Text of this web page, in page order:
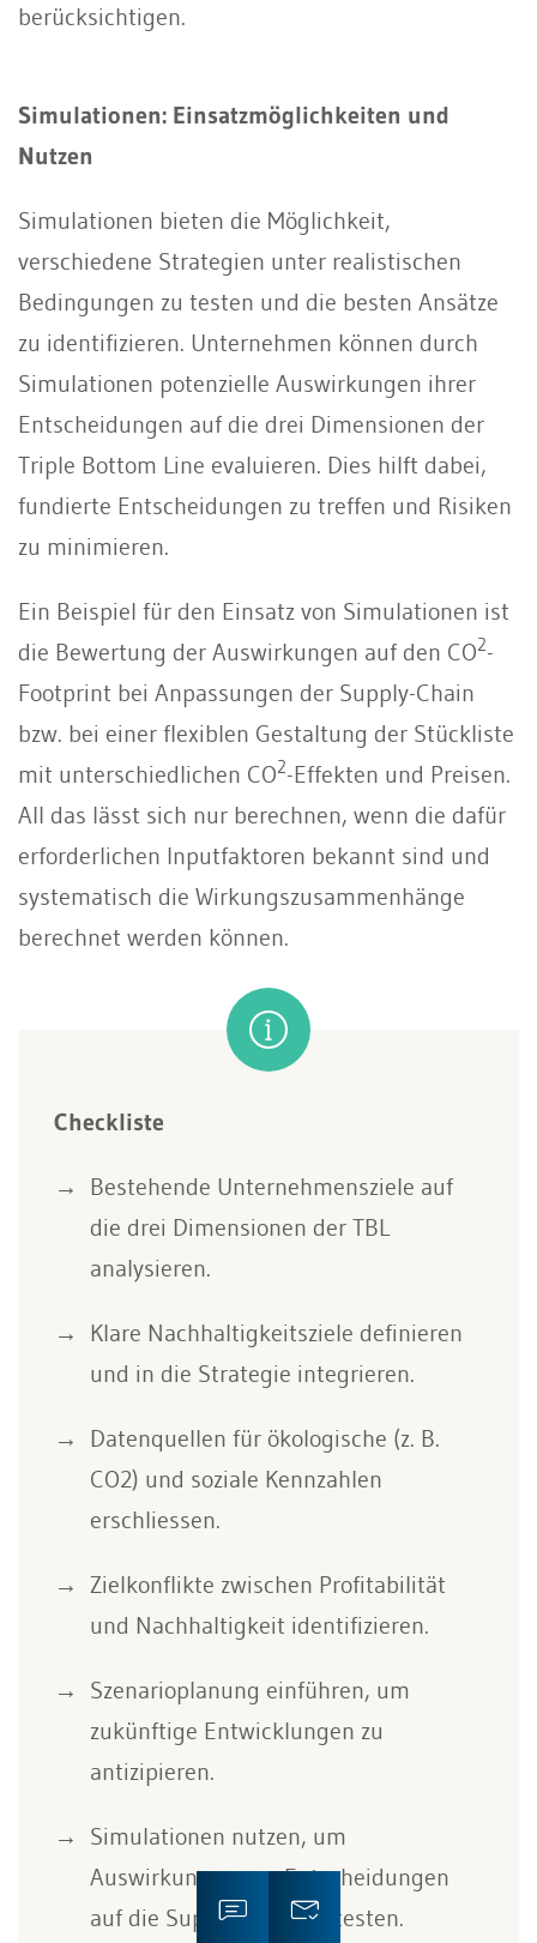
berücksichtigen.
Simulationen: Einsatzmöglichkeiten und
Nutzen
Simulationen bieten die Möglichkeit,
verschiedene Strategien unter realistischen
Bedingungen zu testen und die besten Ansätze
zu identifizieren. Unternehmen können durch
Simulationen potenzielle Auswirkungen ihrer
Entscheidungen auf die drei Dimensionen der
Triple Bottom Line evaluieren. Dies hilft dabei,
fundierte Entscheidungen zu treffen und Risiken
zu minimieren.
Ein Beispiel für den Einsatz von Simulationen ist
die Bewertung der Auswirkungen auf den CO2-
Footprint bei Anpassungen der Supply-Chain
bzw. bei einer flexiblen Gestaltung der Stückliste
mit unterschiedlichen CO2-Effekten und Preisen.
All das lässt sich nur berechnen, wenn die dafür
erforderlichen Inputfaktoren bekannt sind und
systematisch die Wirkungszusammenhänge
berechnet werden können.
Checkliste
Bestehende Unternehmensziele auf
die drei Dimensionen der TBL
analysieren.
Klare Nachhaltigkeitsziele definieren
und in die Strategie integrieren.
Datenquellen für ökologische (z. B.
CO2) und soziale Kennzahlen
erschliessen.
Zielkonflikte zwischen Profitabilität
und Nachhaltigkeit identifizieren.
Szenarioplanung einführen, um
zukünftige Entwicklungen zu
antizipieren.
Simulationen nutzen, um
Auswirkungen von Entscheidungen
auf die Supply Chain zu testen.